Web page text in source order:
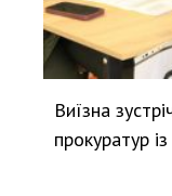
Виїзна
прокуратур